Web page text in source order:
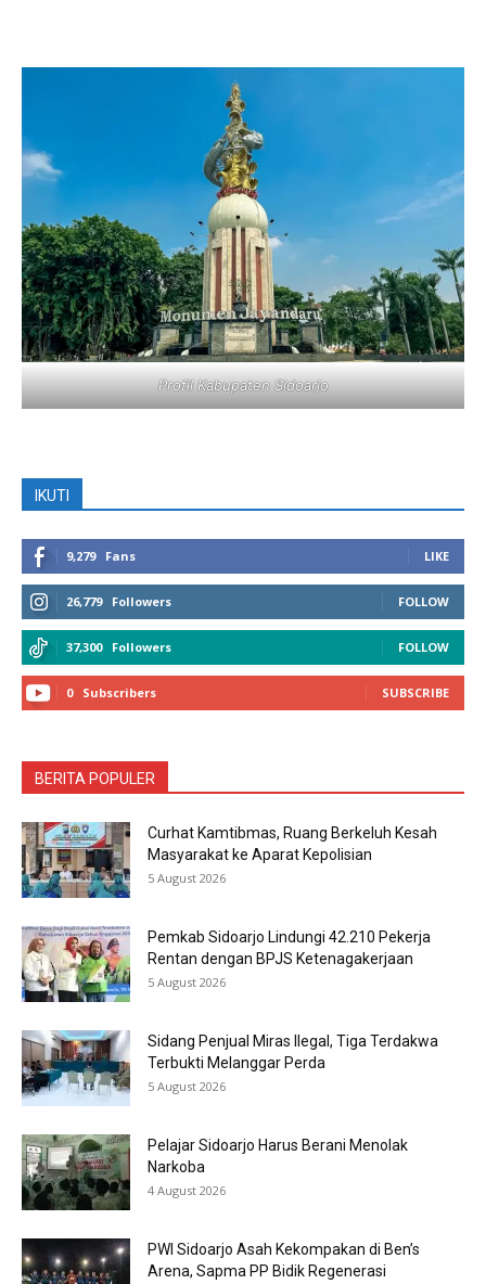
Profil Kabupaten Sidoarjo
IKUTI
9,279 Fans LIKE
26,779 Followers FOLLOW
37,300 Followers FOLLOW
0 Subscribers SUBSCRIBE
BERITA POPULER
Curhat Kamtibmas, Ruang Berkeluh Kesah
Masyarakat ke Aparat Kepolisian
5 August 2026
Pemkab Sidoarjo Lindungi 42.210 Pekerja
Rentan dengan BPJS Ketenagakerjaan
5 August 2026
Sidang Penjual Miras Ilegal, Tiga Terdakwa
Terbukti Melanggar Perda
5 August 2026
Pelajar Sidoarjo Harus Berani Menolak
Narkoba
4 August 2026
PWI Sidoarjo Asah Kekompakan di Ben’s
Arena, Sapma PP Bidik Regenerasi